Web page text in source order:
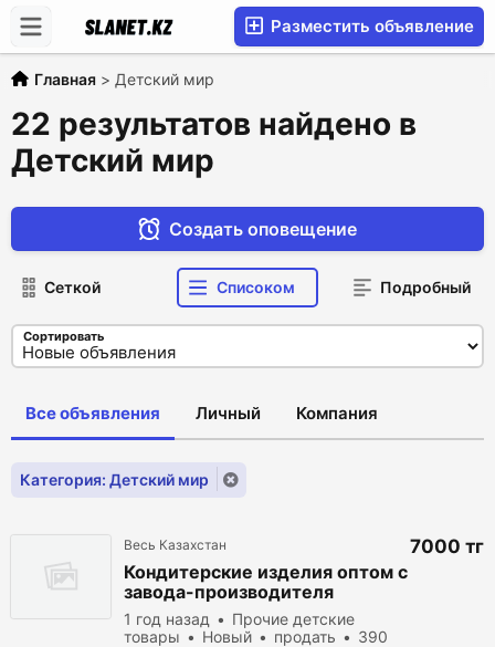
Разместить объявление
Главная > Детский мир
22 результатов найдено в
Детский мир
Создать оповещение
Сеткой Списоком Подробный
Сортировать
Все объявления Личный Компания
Категория: Детский мир
Весь Казахстан
Кондитерские изделия оптом с
завода-производителя
1 год назад
Прочие детские
товары
Новый продать
390
7000 тг